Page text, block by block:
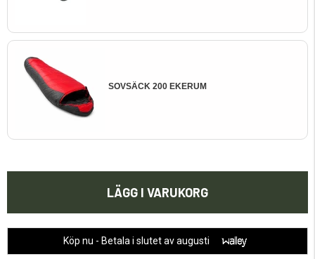
SOVSÄCK 200 EKERUM
LÄGG I VARUKORG
Köp nu - Betala i slutet av augusti